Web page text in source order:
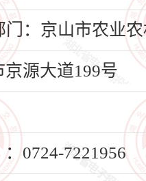
门：京山市农业
源大道199号
0724-7221956